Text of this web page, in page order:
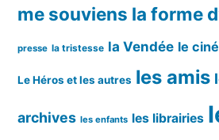
me souviens la forme
presse la tristesse la Vendée le
Le Héros et les autres les amis
archives les enfants les librairies